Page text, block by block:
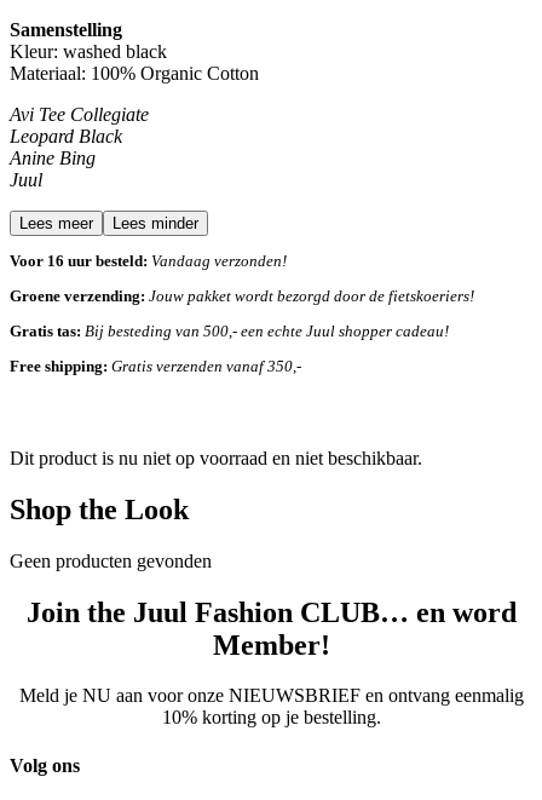
Samenstelling
Kleur: washed black
Materiaal: 100% Organic Cotton
Avi Tee Collegiate
Leopard Black
Anine Bing
Juul
Lees meer Lees minder
Voor 16 uur besteld: Vandaag verzonden!
Groene verzending: Jouw pakket wordt bezorgd door de fietskoeriers!
Gratis tas: Bij besteding van 500,- een echte Juul shopper cadeau!
Free shipping: Gratis verzenden vanaf 350,-
Dit product is nu niet op voorraad en niet beschikbaar.
Shop the Look
Geen producten gevonden
Join the Juul Fashion CLUB… en word
Member!
Meld je NU aan voor onze NIEUWSBRIEF en ontvang eenmalig
10% korting op je bestelling.
Volg ons